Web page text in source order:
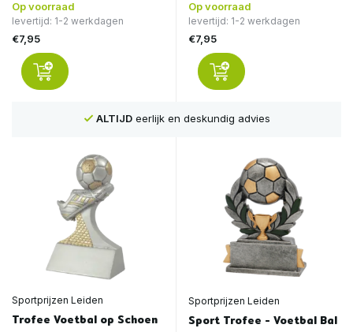
Op voorraad
levertijd: 1-2 werkdagen
€7,95
Op voorraad
levertijd: 1-2 werkdagen
€7,95
ALTIJDeerlijk en deskundig advies
Sportprijzen Leiden
Trofee Voetbal op Schoen
Sportprijzen Leiden
Sport Trofee - Voetbal Bal